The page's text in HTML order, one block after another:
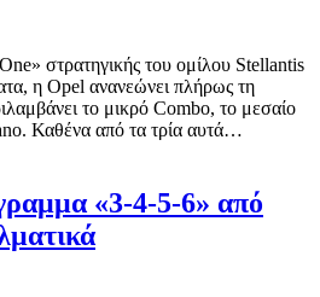
στρατηγικής του ομίλου Stellantis
η Opel ανανεώνει πλήρως τη
το μικρό Combo, το μεσαίο
Καθένα από τα τρία αυτά…
«3-4-5-6» από